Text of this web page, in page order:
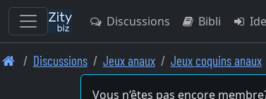
Skip
Discussions Bibli
Discussions Jeux anaux Jeux coquins anaux
Vous n’êtes pas encore